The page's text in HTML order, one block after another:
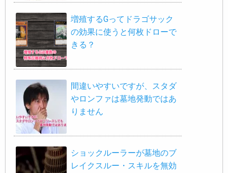
増殖するGってドラゴサック
の効果に使うと何枚ドローで
きる？
間違いやすいですが、スタダ
やロンファは墓地発動ではあ
りません
ショックルーラーが墓地のブ
レイクスルー・スキルを無効